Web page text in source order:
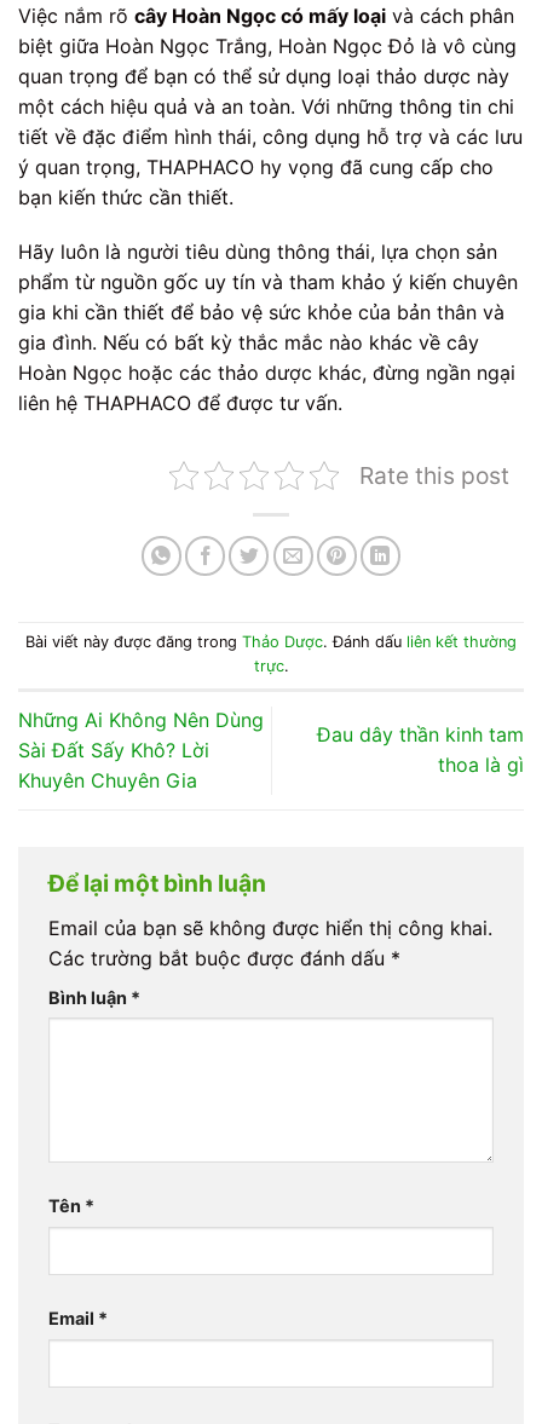
Việc nắm rõ cây Hoàn Ngọc có mấy loại và cách phân
biệt giữa Hoàn Ngọc Trắng, Hoàn Ngọc Đỏ là vô cùng
quan trọng để bạn có thể sử dụng loại thảo dược này
một cách hiệu quả và an toàn. Với những thông tin chi
tiết về đặc điểm hình thái, công dụng hỗ trợ và các lưu
ý quan trọng, THAPHACO hy vọng đã cung cấp cho
bạn kiến thức cần thiết.
Hãy luôn là người tiêu dùng thông thái, lựa chọn sản
phẩm từ nguồn gốc uy tín và tham khảo ý kiến chuyên
gia khi cần thiết để bảo vệ sức khỏe của bản thân và
gia đình. Nếu có bất kỳ thắc mắc nào khác về cây
Hoàn Ngọc hoặc các thảo dược khác, đừng ngần ngại
liên hệ THAPHACO để được tư vấn.
Rate this post
Bài viết này được đăng trong Thảo Dược. Đánh dấu liên kết thường
trực.
Những Ai Không Nên Dùng
Sài Đất Sấy Khô? Lời
Khuyên Chuyên Gia
Đau dây thần kinh tam
thoa là gì
Để lại một bình luận
Email của bạn sẽ không được hiển thị công khai.
Các trường bắt buộc được đánh dấu *
Bình luận *
Tên *
Email *